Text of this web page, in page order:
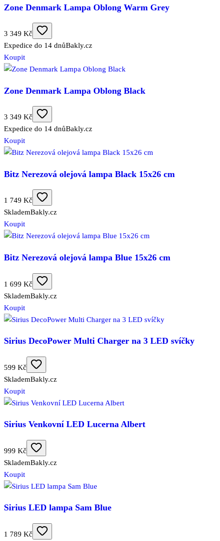
Zone Denmark Lampa Oblong Warm Grey
3 349 Kč
Expedice do 14 dnůBakly.cz
Koupit
Zone Denmark Lampa Oblong Black
3 349 Kč
Expedice do 14 dnůBakly.cz
Koupit
Bitz Nerezová olejová lampa Black 15x26 cm
1 749 Kč
SklademBakly.cz
Koupit
Bitz Nerezová olejová lampa Blue 15x26 cm
1 699 Kč
SklademBakly.cz
Koupit
Sirius DecoPower Multi Charger na 3 LED svíčky
599 Kč
SklademBakly.cz
Koupit
Sirius Venkovní LED Lucerna Albert
999 Kč
SklademBakly.cz
Koupit
Sirius LED lampa Sam Blue
1 789 Kč